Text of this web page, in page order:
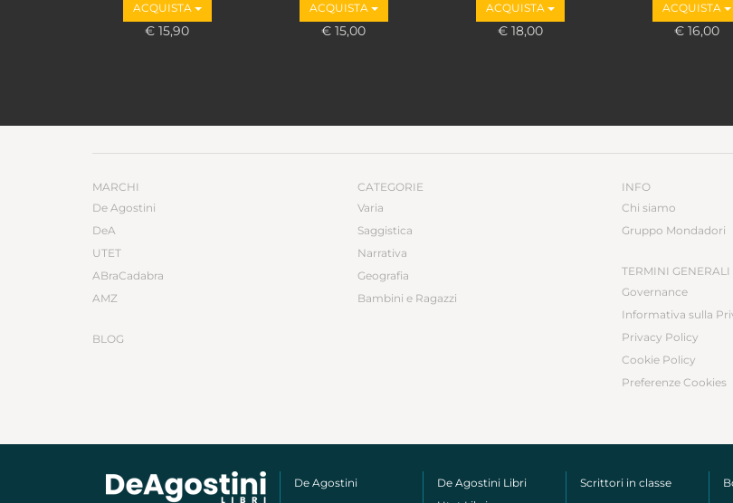
ACQUISTA
€ 15,90
ACQUISTA
€ 15,00
ACQUISTA
€ 18,00
ACQUISTA
€ 16,00
MARCHI
De Agostini
DeA
UTET
ABraCadabra
AMZ
BLOG
CATEGORIE
Varia
Saggistica
Narrativa
Geografia
Bambini e Ragazzi
INFO
Chi siamo
Gruppo Mondadori
TERMINI GENERALI
Governance
Informativa sulla
Privacy Policy
Cookie Policy
Preferenze Cookies
De Agostini
De Agostini Libri
Scrittori in classe